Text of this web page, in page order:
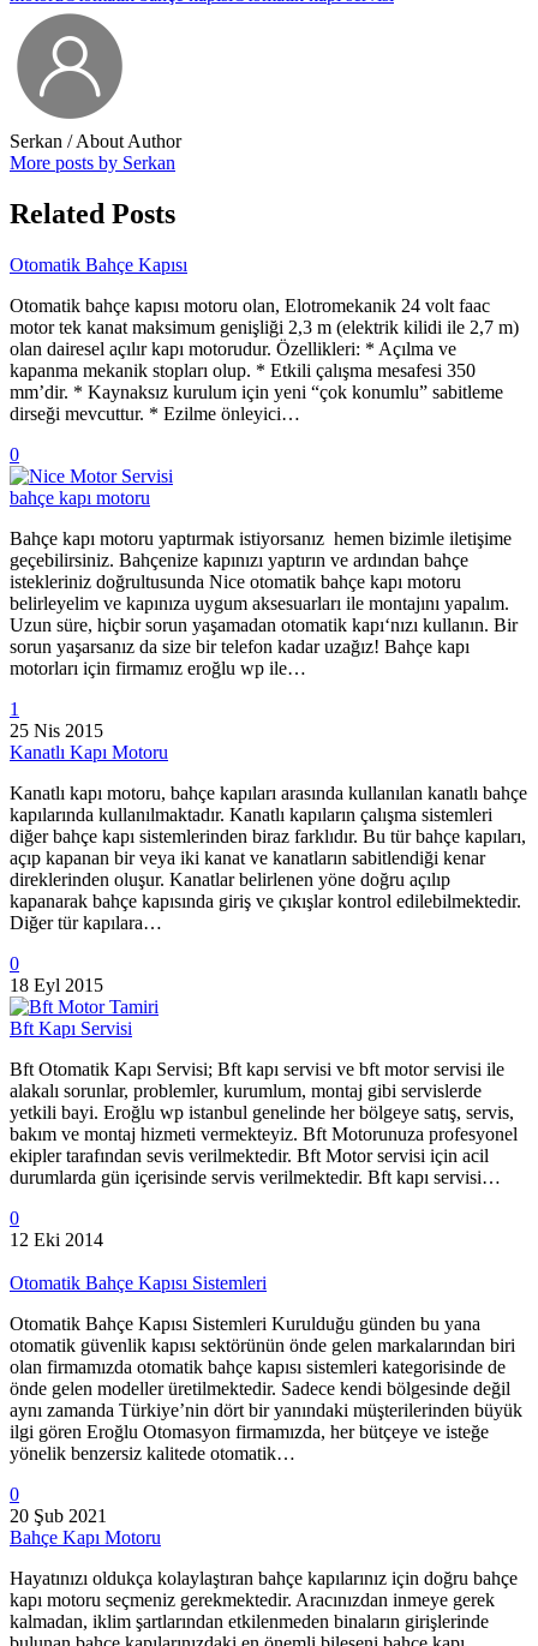
Serkan / About Author
More posts by Serkan
Related Posts
Otomatik Bahçe Kapısı
Otomatik bahçe kapısı motoru olan, Elotromekanik 24 volt faac
motor tek kanat maksimum genişliği 2,3 m (elektrik kilidi ile 2,7 m)
olan dairesel açılır kapı motorudur. Özellikleri: * Açılma ve
kapanma mekanik stopları olup. * Etkili çalışma mesafesi 350
mm’dir. * Kaynaksız kurulum için yeni “çok konumlu” sabitleme
dirseği mevcuttur. * Ezilme önleyici…
0
bahçe kapı motoru
Bahçe kapı motoru yaptırmak istiyorsanız hemen bizimle iletişime
geçebilirsiniz. Bahçenize kapınızı yaptırın ve ardından bahçe
istekleriniz doğrultusunda Nice otomatik bahçe kapı motoru
belirleyelim ve kapınıza uygum aksesuarları ile montajını yapalım.
Uzun süre, hiçbir sorun yaşamadan otomatik kapı‘nızı kullanın. Bir
sorun yaşarsanız da size bir telefon kadar uzağız! Bahçe kapı
motorları için firmamız eroğlu wp ile…
1
25 Nis 2015
Kanatlı Kapı Motoru
Kanatlı kapı motoru, bahçe kapıları arasında kullanılan kanatlı bahçe
kapılarında kullanılmaktadır. Kanatlı kapıların çalışma sistemleri
diğer bahçe kapı sistemlerinden biraz farklıdır. Bu tür bahçe kapıları,
açıp kapanan bir veya iki kanat ve kanatların sabitlendiği kenar
direklerinden oluşur. Kanatlar belirlenen yöne doğru açılıp
kapanarak bahçe kapısında giriş ve çıkışlar kontrol edilebilmektedir.
Diğer tür kapılara…
0
18 Eyl 2015
Bft Kapı Servisi
Bft Otomatik Kapı Servisi; Bft kapı servisi ve bft motor servisi ile
alakalı sorunlar, problemler, kurumlum, montaj gibi servislerde
yetkili bayi. Eroğlu wp istanbul genelinde her bölgeye satış, servis,
bakım ve montaj hizmeti vermekteyiz. Bft Motorunuza profesyonel
ekipler tarafından sevis verilmektedir. Bft Motor servisi için acil
durumlarda gün içerisinde servis verilmektedir. Bft kapı servisi…
0
12 Eki 2014
Otomatik Bahçe Kapısı Sistemleri
Otomatik Bahçe Kapısı Sistemleri Kurulduğu günden bu yana
otomatik güvenlik kapısı sektörünün önde gelen markalarından biri
olan firmamızda otomatik bahçe kapısı sistemleri kategorisinde de
önde gelen modeller üretilmektedir. Sadece kendi bölgesinde değil
aynı zamanda Türkiye’nin dört bir yanındaki müşterilerinden büyük
ilgi gören Eroğlu Otomasyon firmamızda, her bütçeye ve isteğe
yönelik benzersiz kalitede otomatik…
0
20 Şub 2021
Bahçe Kapı Motoru
Hayatınızı oldukça kolaylaştıran bahçe kapılarınız için doğru bahçe
kapı motoru seçmeniz gerekmektedir. Aracınızdan inmeye gerek
kalmadan, iklim şartlarından etkilenmeden binaların girişlerinde